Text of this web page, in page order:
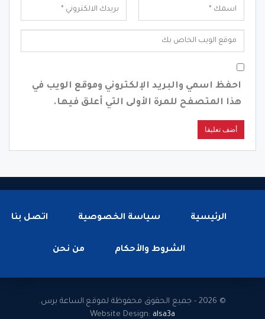
احفظ اسمي والبريد الإلكتروني وموقع الويب في
هذا المتصفح للمرة الأولى التي أعلق فيها.
الرئيسية سياسة الخصوصية اتصل بنا
الشروط والأحكام من نحن
© 2026 - جميع الحقوق محفوظة لموقع.الساعة برس.
Website Design: alsa3a